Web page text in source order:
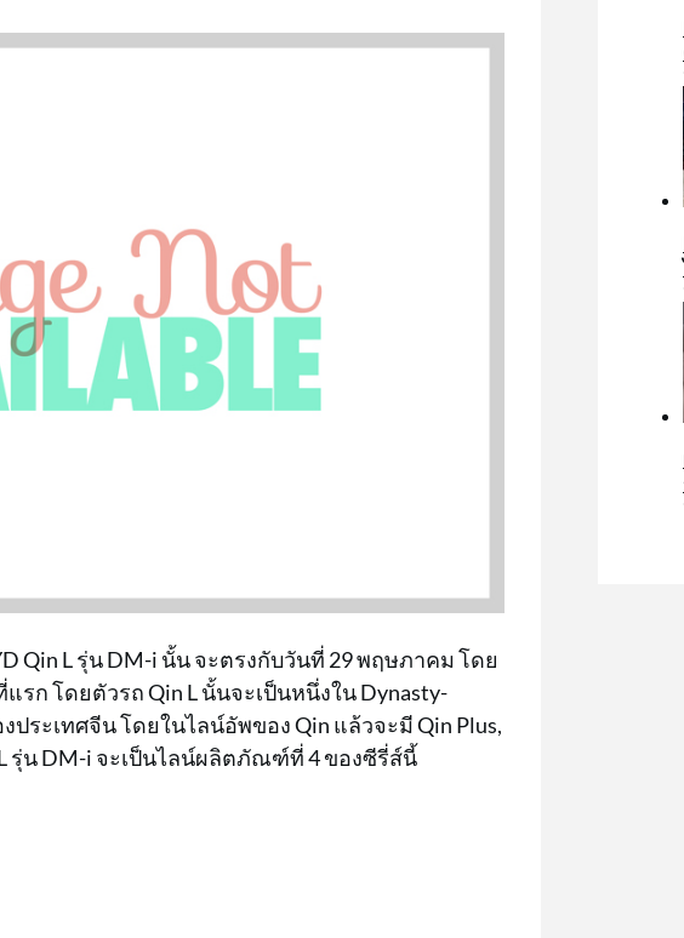
Qin L รุ่น DM-i นั้น จะตรงกับวันที่ 29 พฤษภาคม โดย
รก โดยตัวรถ Qin L นั้นจะเป็นหนึ่งใน Dynasty-
ระเทศจีน โดยในไลน์อัพของ Qin แล้วจะมี Qin Plus,
L รุ่น DM-i จะเป็นไลน์ผลิตภัณฑ์ที่ 4 ของซีรี่ส์นี้